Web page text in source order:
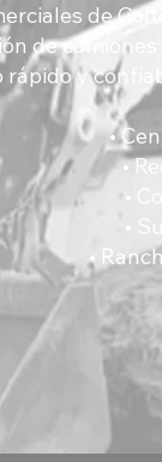
de
de
rápido y
•
•
•
•
•